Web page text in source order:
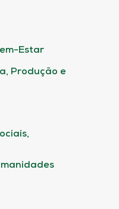
Estar
Produção e